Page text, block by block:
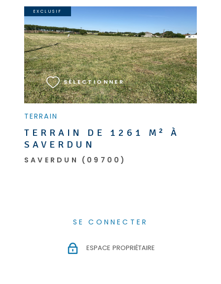
TERRAIN
TERRAIN DE 1261 M² À
SAVERDUN
SAVERDUN (09700)
EXCLUSIF
SÉLECTIONNER
VOIR LE BIEN
SE CONNECTER
ESPACE PROPRIÉTAIRE